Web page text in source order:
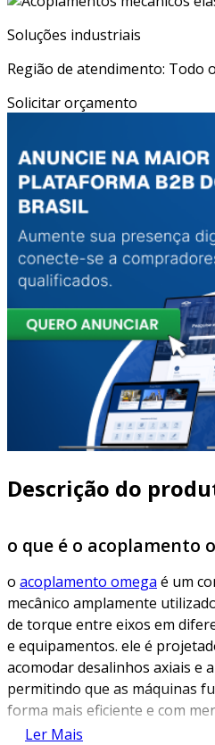
Soluções industriais
Região de atendimento: Todo
Solicitar orçamento
Descrição do
o que é o acoplamento
o acoplamento omega é um
mecânico amplamente
de torque entre eixos em
e equipamentos. ele é
acomodar desalinhos axiais e
permitindo que as máquinas
forma mais eficiente e com
nome "omega" deriva da
Ler Mais